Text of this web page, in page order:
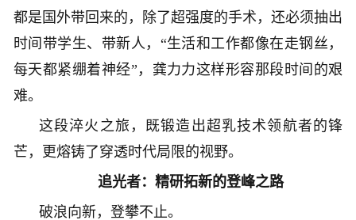
都是国外带回来的，除了超强度的手术，还必须抽出
时间带学生、带新人，“生活和工作都像在走钢丝，
每天都紧绷着神经”，龚力力这样形容那段时间的艰
难。
这段淬火之旅，既锻造出超乳技术领航者的锋
芒，更熔铸了穿透时代局限的视野。
追光者：精研拓新的登峰之路
破浪向新，登攀不止。